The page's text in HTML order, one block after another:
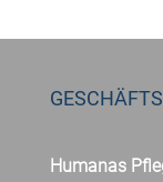
Humanas